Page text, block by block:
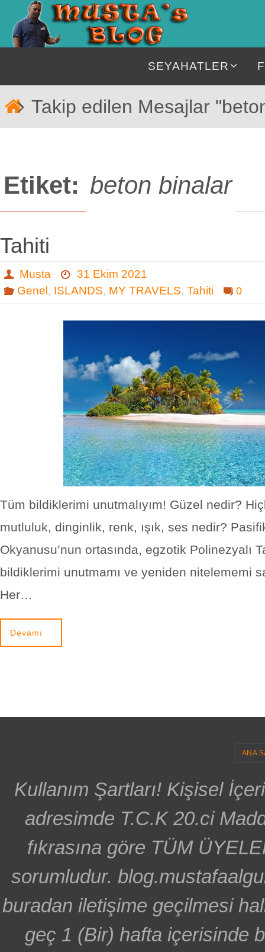
İçeriğe
geç
SEYAHATLER
Takip edilen Mesajlar
Etiket: beton binalar
Tahiti
Musta
31 Ekim 2021
Genel , ISLANDS, MY TRAVELS, Tahiti 0
Tüm bildiklerimi unutmalıyım! Güzel nedir?
mutluluk, dinginlik, renk, ışık, ses nedir?
Okyanusu’nun ortasında, egzotik Polinezyalı
bildiklerimi unutmamı ve yeniden nitelememi
Her…
Devamı
ANA
Kullanım Şartları! Kişisel
adresimde T.C.K 20.ci
fıkrasına göre TÜM
sorumludur.
buradan iletişime geçilmesi
geç 1 (Bir) hafta içerisinde